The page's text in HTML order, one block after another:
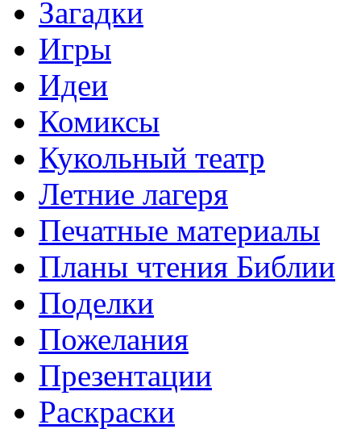
Загадки
Игры
Идеи
Комиксы
Кукольный театр
Летние лагеря
Печатные материалы
Планы чтения Библии
Поделки
Пожелания
Презентации
Раскраски